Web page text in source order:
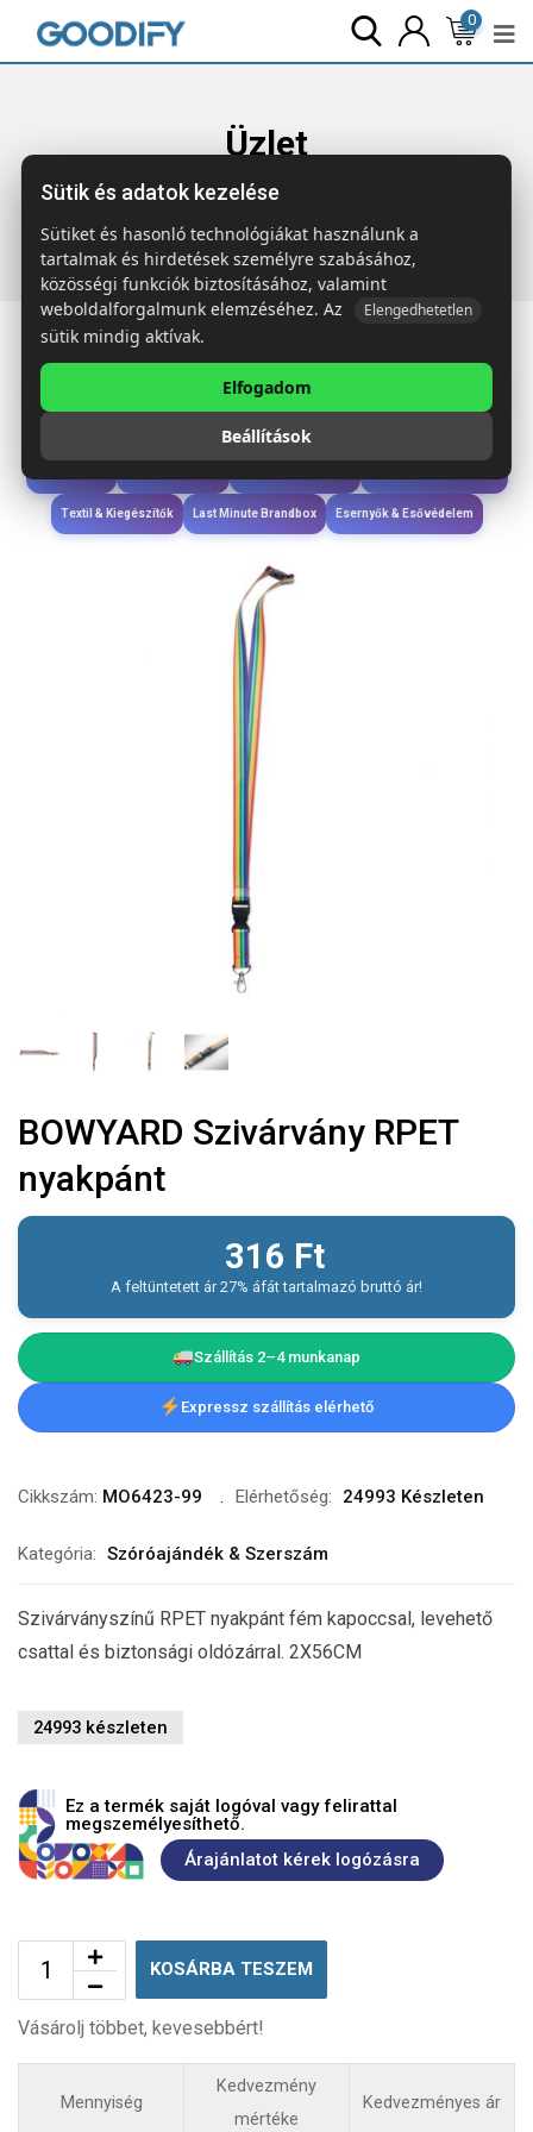
0
Üzlet
Főoldal Termékek Szóróajándék & Szerszám
Szivárvány RPET nyakpánt
Étkezés & Ivás
Wellness & Ápolás
Textil & Kiegészítők Last Minute Brandbox Esernyők & Esővédelem
BOWYARD Szivárvány RPET
nyakpánt
316 Ft
A feltüntetett ár 27% áfát tartalmazó bruttó ár!
Szállítás 2–4 munkanap
Expressz szállítás elérhető
Cikkszám: MO6423-99 Elérhetőség: 24993 Készleten
Kategória: Szóróajándék & Szerszám
Szivárványszínű RPET nyakpánt fém kapoccsal, levehető
csattal és biztonsági oldózárral. 2X56CM
24993 készleten
Ez a termék saját logóval vagy felirattal
megszemélyesíthető.
Árajánlatot kérek logózásra
KOSÁRBA TESZEM
Vásárolj többet, kevesebbért!
Mennyiség
Kedvezmény
mértéke
Kedvezményes ár
Sütik és adatok kezelése
Sütiket és hasonló technológiákat használunk a
tartalmak és hirdetések személyre szabásához,
közösségi funkciók biztosításához, valamint
weboldalforgalmunk elemzéséhez. Az
Elengedhetetlen
sütik mindig aktívak.
Elfogadom
Beállítások